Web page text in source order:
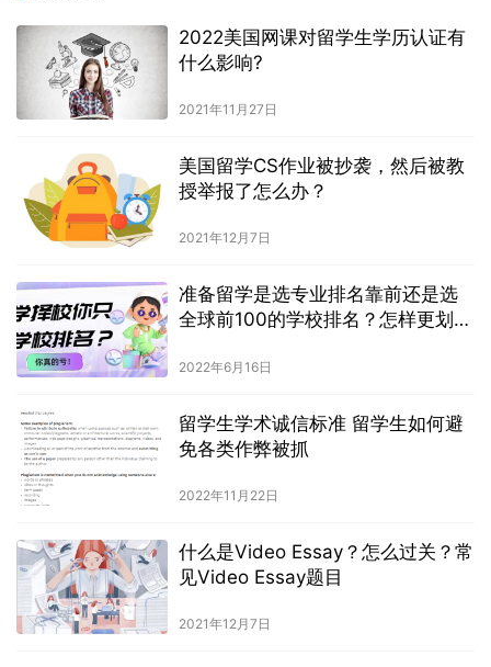
2022美国网课对留学生学历认证有
什么影响?
2021年11月27日
美国留学CS作业被抄袭，然后被教
授举报了怎么办？
2021年12月7日
准备留学是选专业排名靠前还是选
全球前100的学校排名？怎样更划
2022年6月16日
留学生学术诚信标准 留学生如何避
免各类作弊被抓
2022年11月22日
什么是Video Essay？怎么过关？常
见Video Essay题目
2021年12月7日